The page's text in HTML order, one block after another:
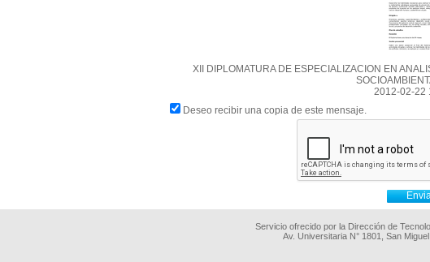
XII DIPLOMATURA DE ESPECIALIZACION EN
2012-02-22
Deseo recibir una copia de este mensaje.
Servicio ofrecido por la Dirección de
Av. Universitaria N° 1801, San